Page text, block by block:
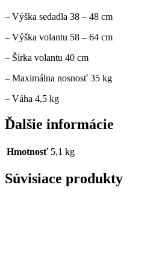
– Výška sedadla 38 – 48 cm
– Výška volantu 58 – 64 cm
– Šírka volantu 40 cm
– Maximálna nosnosť 35 kg
– Váha 4,5 kg
Ďalšie informácie
Hmotnosť 5,1 kg
Súvisiace produkty